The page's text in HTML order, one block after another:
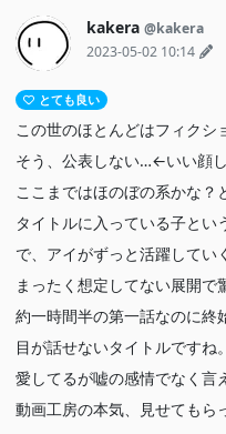
kakera @kakera
2023-05-02 10:14
とても良い
この世のほとんどはフィクシ
そう、公表しない…←いい顔
ここまではほのぼの系かな？
タイトルに入っている子と
で、アイがずっと活躍してい
まったく想定してない展開で
約一時間半の第一話なのに終
目が話せないタイトルですね。
愛してるが嘘の感情でなく言
動画工房の本気、見せてもら